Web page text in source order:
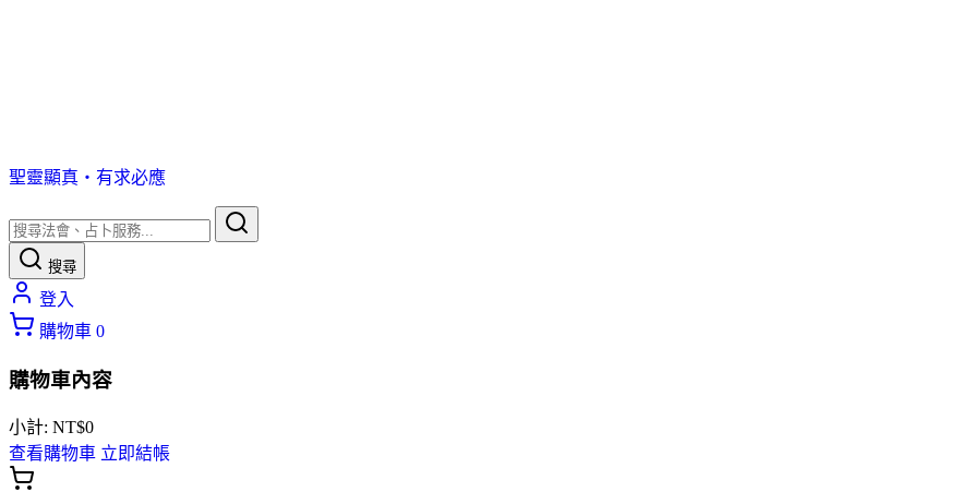
聖靈顯真・有求必應
搜尋
登入
購物車 0
購物車內容
小計: NT$0
查看購物車 立即結帳